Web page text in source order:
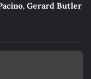
Gerard Butler